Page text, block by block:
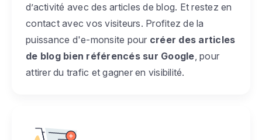
d’activité avec des articles de blog. Et restez en
contact avec vos visiteurs. Profitez de la
puissance d'e-monsite pour créer des articles
de blog bien référencés sur Google , pour
attirer du trafic et gagner en visibilité.